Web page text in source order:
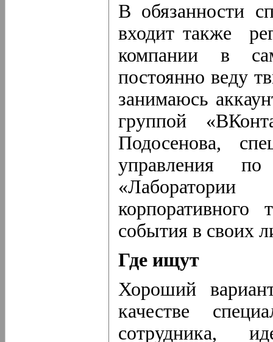
В обязанности
входит также
компании в
постоянно веду
занимаюсь
группой
Подосенова,
управления
события в своих
Где ищут
Хороший
качестве
сотрудника,